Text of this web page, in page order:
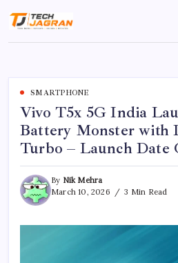
SMARTPHONE
Vivo T5x 5G India
Battery Monster with
Turbo – Launch Date
By Nik Mehra
March 10, 2026
3 Min Read